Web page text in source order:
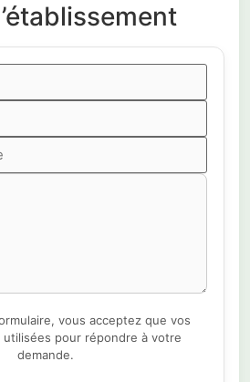
vous acceptez que vos
pour répondre à votre
demande.